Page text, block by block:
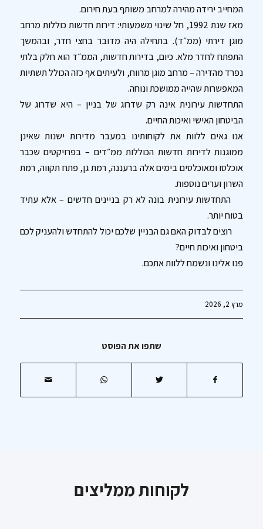
המחייב ירידה מהירה למרחב משותף בעת חירום.
מאז שנת 1992, חל שינוי משמעותי: דירות חדשות כוללות מרחב
מוגן דירתי (ממ״ד). בתחילה היה מדובר בחצי חדר, ובהמשך
התפתח לחדר מלא. כיום, בדירות חדשות, הממ״ד הוא חלק בלתי
נפרד מהדירה – מרחב מוגן מרווח, ולעיתים אף כזה הכולל תשתיות
המאפשרות שהייה ממושכת ונוחה.
התחדשות עירונית אינה רק שדרוג של בניין – היא שדרוג של
הביטחון האישי ואיכות החיים.
אנו גאים ללוות את לקוחותינו במעבר מדירות ישנות שאינן
ממוגנות לדירות חדשות הכוללות ממ״דים – בפרויקטים שכבר
אוכלסו ומאוכלסים בימים אלה ברעננה, רמת גן, פתח תקווה, רמת
השרון וערים נוספות.
התחדשות עירונית בונה לא רק בניינים חדשים – אלא עתיד
בטוח יותר.
רוצים לבדוק האם גם הבניין שלכם יכול להתחדש ולהעניק לכם
ביטחון ואיכות חיים?
פנו אלינו ונשמח ללוות אתכם.
מרץ 2, 2026
שתפו את הפוסט
לקוחות ממליצים